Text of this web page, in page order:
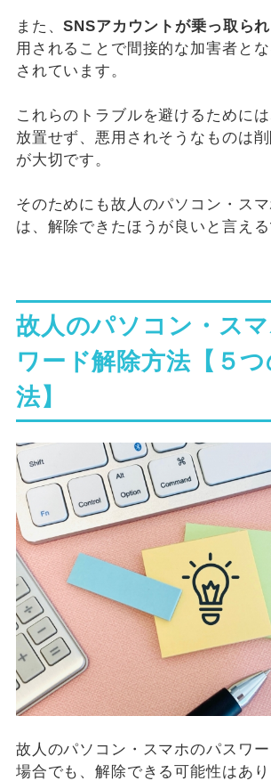
また、SNSアカウントが乗っ取られ
用されることで間接的な加害者と
されています。
これらのトラブルを避けるために
放置せず、悪用されそうなものは
が大切です。
そのためにも故人のパソコン・ス
は、解除できたほうが良いと言える
故人のパソコン・ス
ワード解除方法【５
法】
故人のパソコン・スマホのパスワ
場合でも、解除できる可能性はあり